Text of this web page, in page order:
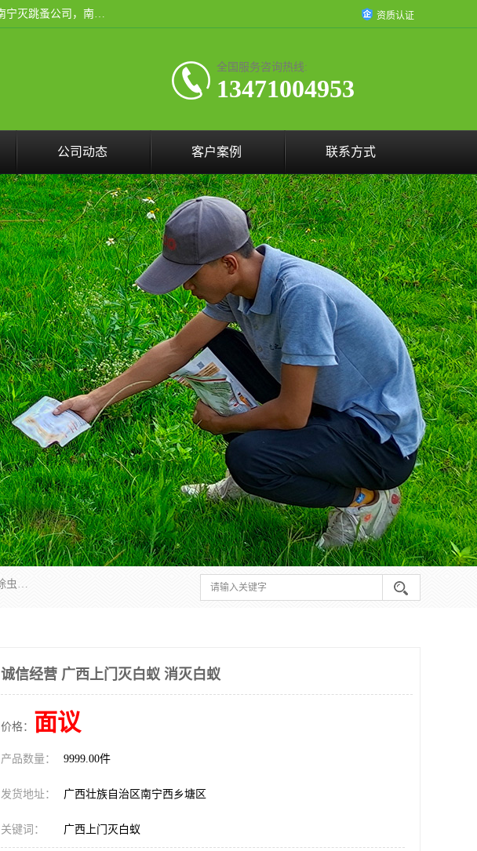
广西亿之豪有害生物防治服务有限公司是一家南宁灭鼠公司、灭蟑螂公司，南宁杀虫公司，南宁除虫公司，南宁灭跳蚤公司，南宁灭白蚁公司，南宁除四害公司,广西亿之豪有害生物防治服务有限公司专业灭蟑螂,除臭虫,其他害虫,服务上门,安全环保,售后保障,一次消杀，竭诚为您服务. 资质认证
全国服务咨询热线:
13471004953
公司动态 客户案例 联系方式
广西亿之豪有害生物防治服务有限公司是一家南宁灭鼠公司、灭蟑螂公司，南宁杀虫公司，南宁除虫公司，南宁灭跳蚤公司，南宁灭白蚁公司，南宁除四害公司,广西亿之豪有害生物防治服务有限公司专业灭蟑螂,除臭虫,其他害虫,服务上门,安全环保,售后保障,一次消杀，竭诚为您服务.
诚信经营 广西上门灭白蚁 消灭白蚁
价格： 面议
产品数量： 9999.00件
发货地址： 广西壮族自治区南宁西乡塘区
关键词： 广西上门灭白蚁